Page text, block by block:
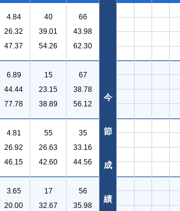
4.84
26.32
47.37
40
39.01
54.26
66
43.98
62.30
6.89
44.44
77.78
15
23.15
38.89
67
38.78
56.12
4.81
26.92
46.15
55
26.63
42.60
35
33.16
44.56
3.65
20.00
17
32.67
56
35.98
今
節
成
績